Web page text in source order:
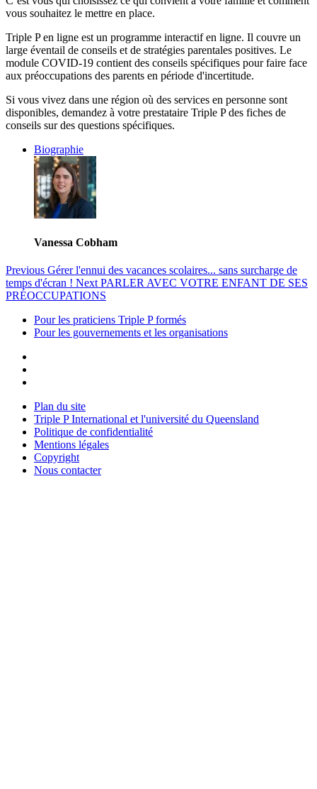
vous souhaitez le mettre en place.
Triple P en ligne est un programme interactif en ligne. Il couvre un
large éventail de conseils et de stratégies parentales positives. Le
module COVID-19 contient des conseils spécifiques pour faire face
aux préoccupations des parents en période d'incertitude.
Si vous vivez dans une région où des services en personne sont
disponibles, demandez à votre prestataire Triple P des fiches de
conseils sur des questions spécifiques.
Biographie
Vanessa Cobham
Previous Gérer l'ennui des vacances scolaires... sans surcharge de
temps d'écran ! NextPARLER AVEC VOTRE ENFANT DE SES
PRÉOCCUPATIONS
Pour les praticiens Triple P formés
Pour les gouvernements et les organisations
Plan du site
Triple P International et l'université du Queensland
Politique de confidentialité
Mentions légales
Copyright
Nous contacter